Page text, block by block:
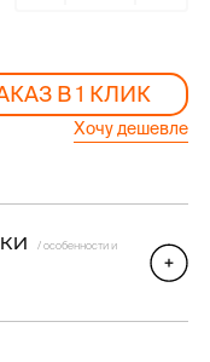
В 1 КЛИК
Хочу дешевле
/ особенности и